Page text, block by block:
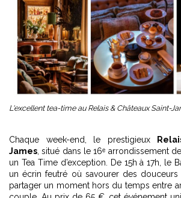
L'excellent tea-time au Relais & Châteaux Saint-
Chaque week-end, le prestigieux
James, situé dans le 16ᵉ arrondissement
un Tea Time d’exception. De 15h à 17h, le
un écrin feutré où savourer des douceurs
partager un moment hors du temps entre